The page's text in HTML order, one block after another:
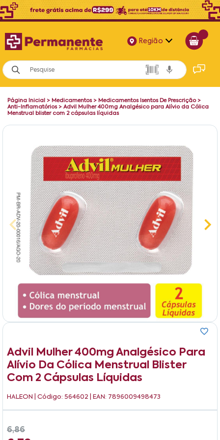
Região
Alagoas
Bahia
Paraíba
Pernambuco
Página Inicial > Medicamentos> Medicamentos Isentos De Prescrição>
Anti-Inflamatórios> Advil Mulher 400mg Analgésico para Alívio da Cólica
Menstrual blister com 2 cápsulas líquidas
Advil Mulher 400mg Analgésico Para
Alívio Da Cólica Menstrual Blister
Com 2 Cápsulas Líquidas
HALEON | Código: 564602 | EAN: 7896009498473
6,86